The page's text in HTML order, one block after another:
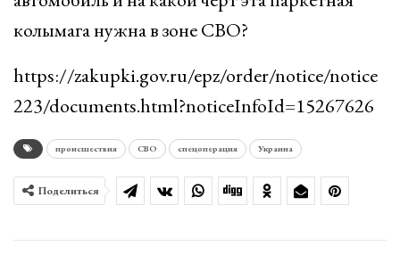
колымага нужна в зоне СВО?
https://zakupki.gov.ru/epz/order/notice/notice
223/documents.html?noticeInfoId=15267626
происшествия СВО спецоперация Украина
Поделиться